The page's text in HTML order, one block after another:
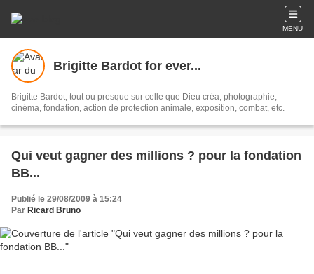
MENU
Brigitte Bardot for ever...
Brigitte Bardot, tout ou presque sur celle que Dieu créa, photographie,
cinéma, fondation, action de protection animale, exposition, combat, etc.
Qui veut gagner des millions ? pour la fondation
BB...
Publié le 29/08/2009 à 15:24
Par Ricard Bruno